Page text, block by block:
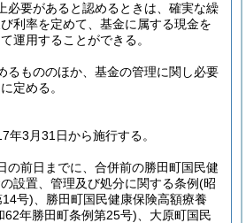
必要があると認めるときは、確実な繰
利率を定めて、基金に属する現金を
運用することができる。
るもののほか、基金の管理に関し必要
定める。
年3月31日から施行する。
の前日までに、合併前の勝田町国民健
設置、管理及び処分に関する条例(昭
号) 、勝田町国民健康保険高額療養
62年勝田町条例第25号) 、大原町国民